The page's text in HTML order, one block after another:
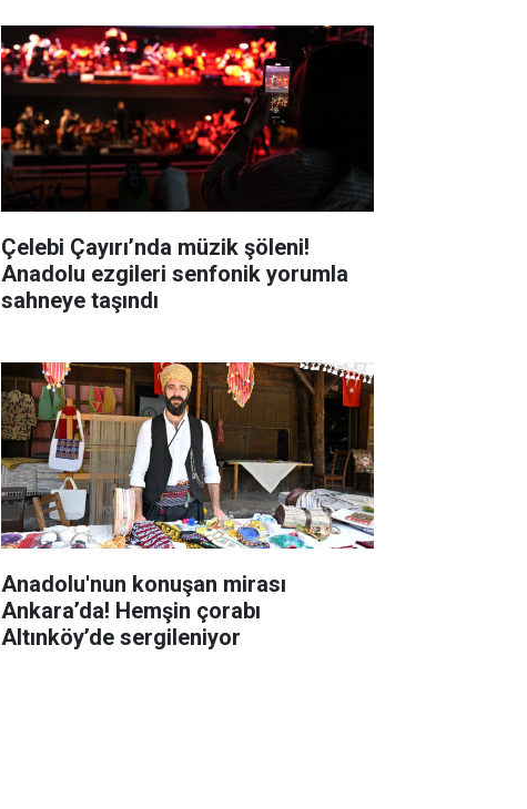
Çelebi Çayırı’nda müzik şöleni!
Anadolu ezgileri senfonik yorumla
sahneye taşındı
Anadolu'nun konuşan mirası
Ankara’da! Hemşin çorabı
Altınköy’de sergileniyor